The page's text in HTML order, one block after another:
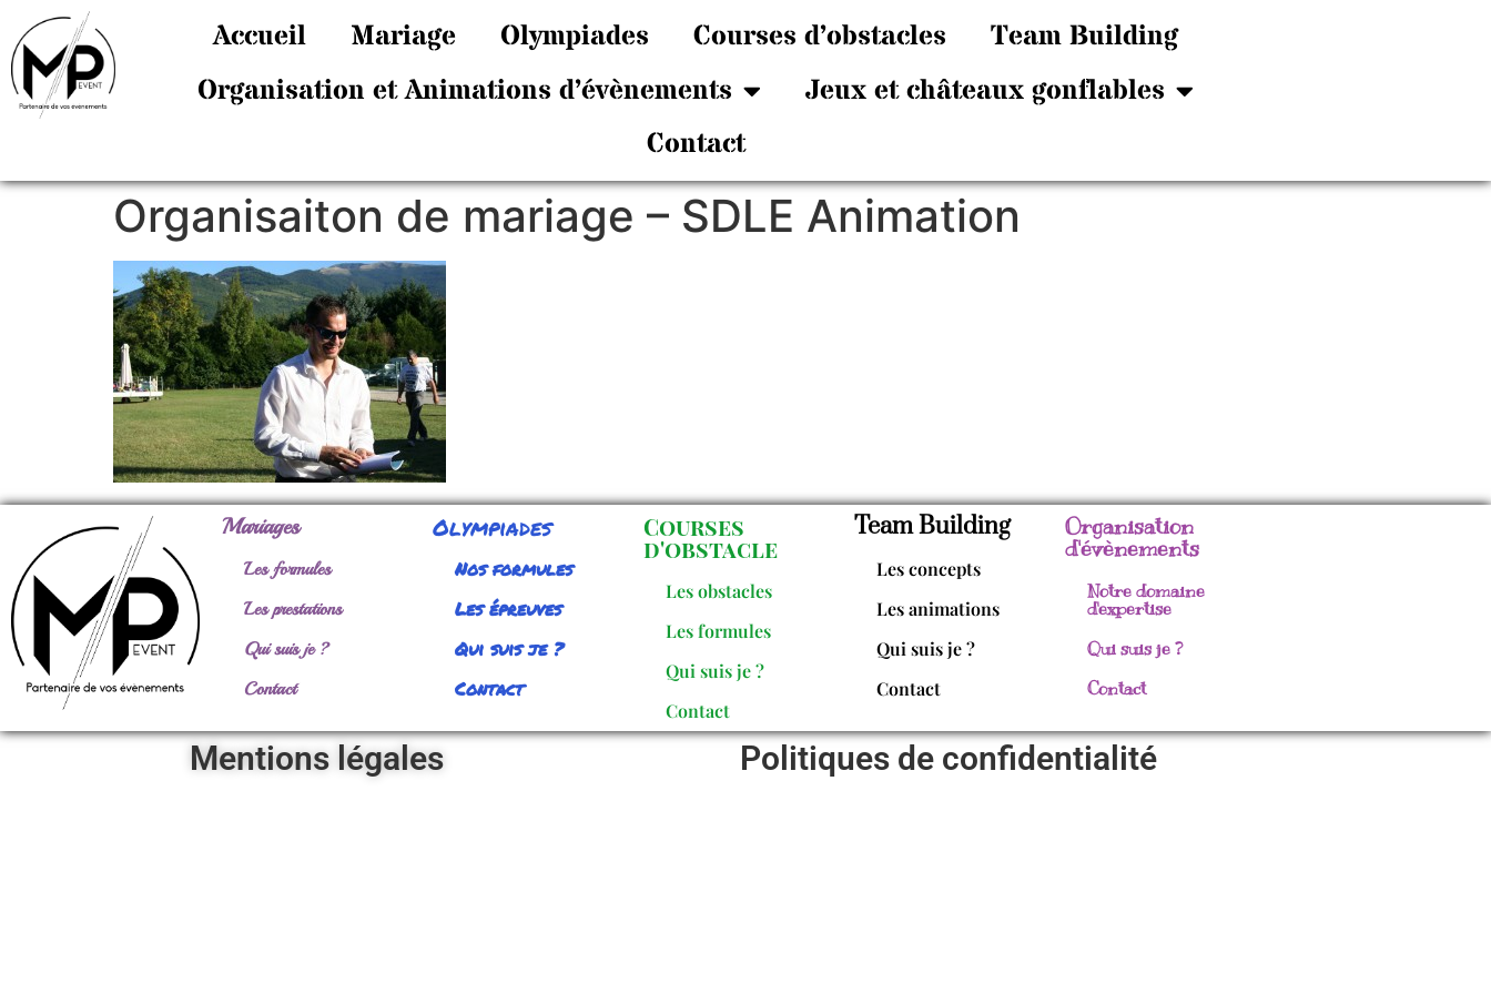
Accueil Mariage Olympiades Courses d’obstacles
Team Building
Organisation et Animations d’évènements
Jeux et châteaux gonflables
Contact
Organisaiton de mariage – SDLE Animation
Mariages
Les formules
Les prestations
Qui suis je ?
Contact
Olympiades
Nos formules
Les épreuves
Qui suis je ?
Contact
Courses
d'obstacle
Les obstacles
Les formules
Qui suis je ?
Contact
Team Building
Les concepts
Les animations
Qui suis je ?
Contact
Organisation
d'évènements
Notre domaine
d'expertise
Qui suis je ?
Contact
Mentions légales Politiques de confidentialité